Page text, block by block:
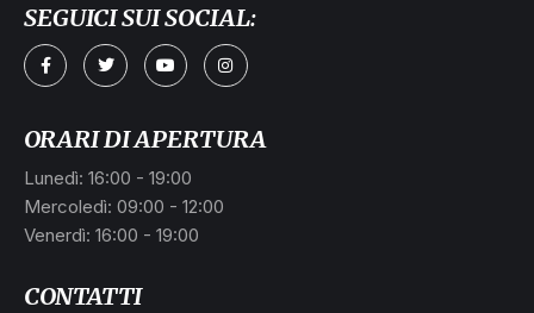
CONTATTI
ORARI DI APERTURA
Lunedì: 16:00 - 19:00
Mercoledì: 09:00 - 12:00
Venerdì: 16:00 - 19:00
SEGUICI SUI SOCIAL: